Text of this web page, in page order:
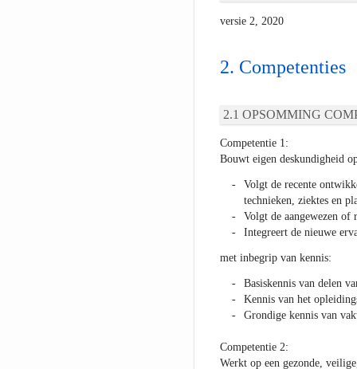
versie 2, 2020
Competenties
OPSOMMING
Competentie 1:
Bouwt eigen deskundigheid
Volgt de recente
technieken, ziektes en
Volgt de aangewezen of
Integreert de nieuwe
met inbegrip van kennis:
Basiskennis van delen
Kennis van het
Grondige kennis van
Competentie 2:
Werkt op een gezonde,